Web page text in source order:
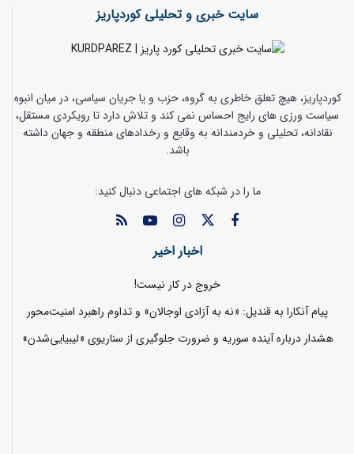
سایت خبری و تحلیلی کوردپاریز
کوردپاریز، هیچ تعلق خاطری به گروه، حزب و یا جریان سیاسی، در میان انبوه
سیاست ورزی های رایج احساس نمی کند و تلاش دارد تا رویکردی مستقل،
نقادانه، تحلیلی و خردمندانه به وقایع و رخدادهای منطقه و جهان داشته
باشد.
ما را در شبکه های اجتماعی دنبال کنید:
اخبار اخیر
خروج در کار نیست!
پیام آنکارا به قندیل: «نه به آزادی اوجالان» و تداوم راهبرد امنیت‌محور
هشدار درباره آینده سوریه و ضرورت جلوگیری از سناریوی «لیبیایی‌شدن»